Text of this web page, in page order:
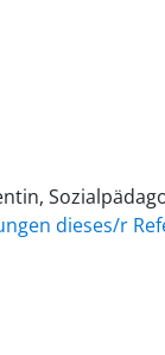
dieses/r